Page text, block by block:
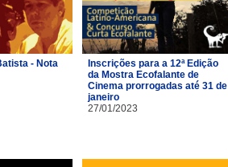
- Nota
Inscrições para a 12ª Edição
da Mostra Ecofalante de
Cinema prorrogadas até 31 de
janeiro
27/01/2023